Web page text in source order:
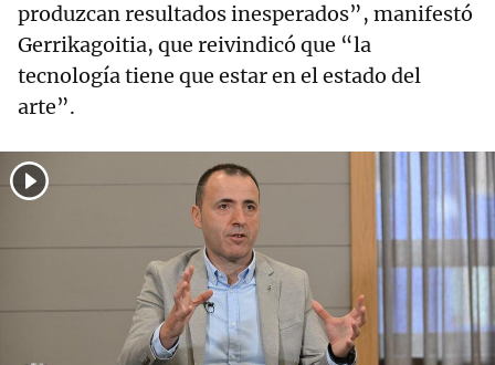
produzcan resultados inesperados”, manifestó
Gerrikagoitia, que reivindicó que “la
tecnología tiene que estar en el estado del
arte”.